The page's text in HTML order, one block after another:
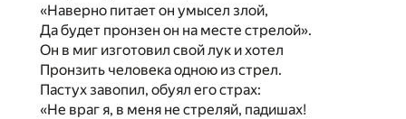
«Наверно питает он умысел злой,
Да будет пронзен он на месте стрелой».
Он в миг изготовил свой лук и хотел
Пронзить человека одною из стрел.
Пастух завопил, обуял его страх:
«Не враг я, в меня не стреляй, падишах!